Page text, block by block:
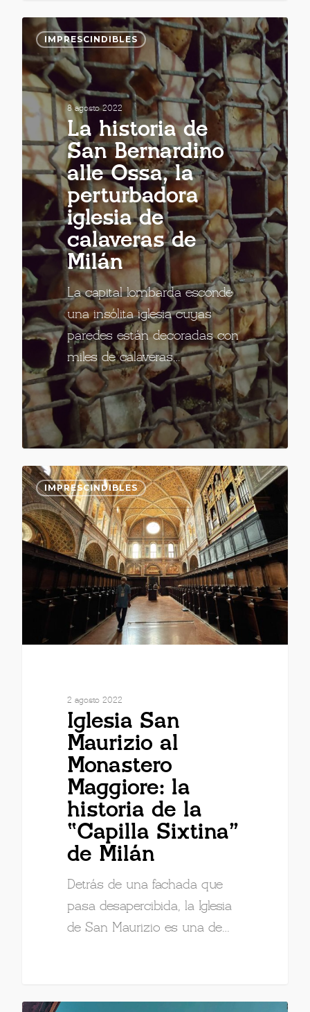
IMPRESCINDIBLES
8 agosto 2022
La historia de
San Bernardino
alle Ossa, la
perturbadora
iglesia de
calaveras de
Milán
La capital lombarda esconde
una insólita iglesia cuyas
paredes están decoradas con
miles de calaveras…
IMPRESCINDIBLES
2 agosto 2022
Iglesia San
Maurizio al
Monastero
Maggiore: la
historia de la
“Capilla Sixtina”
de Milán
Detrás de una fachada que
pasa desapercibida, la Iglesia
de San Maurizio es una de…